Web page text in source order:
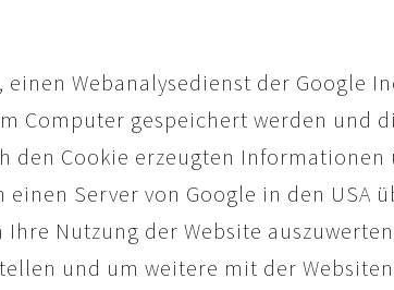
Webanalysedienst der Google
Computer gespeichert werden und
den Cookie erzeugten Informationen
Server von Google in den USA
Nutzung der Website
und um weitere mit der